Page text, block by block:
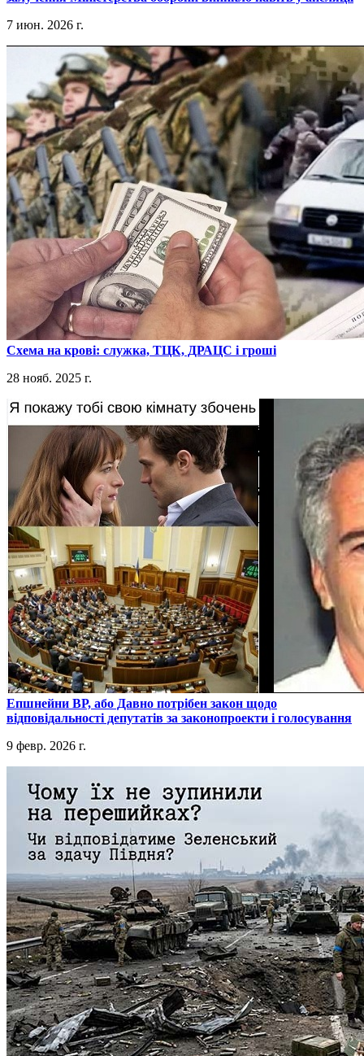
7 июн. 2026 г.
​Схема на крові: служка, ТЦК, ДРАЦС і гроші
28 нояб. 2025 г.
​Епшнейни ВР, або Давно потрібен закон щодо
відповідальності депутатів за законопроекти і голосування
9 февр. 2026 г.